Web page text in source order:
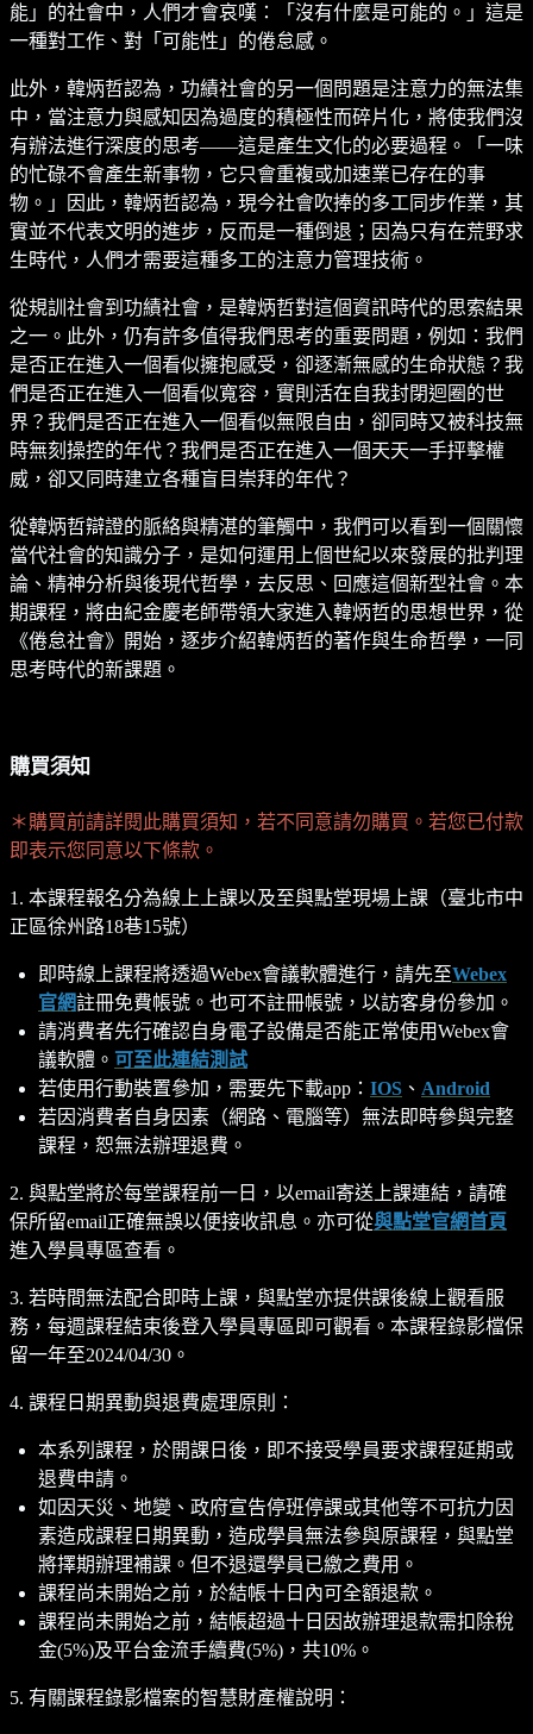
能」的社會中，人們才會哀嘆：「沒有什麼是可能的。」這是
一種對工作、對「可能性」的倦怠感。
此外，韓炳哲認為，功績社會的另一個問題是注意力的無法集
中，當注意力與感知因為過度的積極性而碎片化，將使我們沒
有辦法進行深度的思考——這是產生文化的必要過程。「一味
的忙碌不會產生新事物，它只會重複或加速業已存在的事
物。」因此，韓炳哲認為，現今社會吹捧的多工同步作業，其
實並不代表文明的進步，反而是一種倒退；因為只有在荒野求
生時代，人們才需要這種多工的注意力管理技術。
從規訓社會到功績社會，是韓炳哲對這個資訊時代的思索結果
之一。此外，仍有許多值得我們思考的重要問題，例如：我們
是否正在進入一個看似擁抱感受，卻逐漸無感的生命狀態？我
們是否正在進入一個看似寬容，實則活在自我封閉迴圈的世
界？我們是否正在進入一個看似無限自由，卻同時又被科技無
時無刻操控的年代？我們是否正在進入一個天天一手抨擊權
威，卻又同時建立各種盲目崇拜的年代？
從韓炳哲辯證的脈絡與精湛的筆觸中，我們可以看到一個關懷
當代社會的知識分子，是如何運用上個世紀以來發展的批判理
論、精神分析與後現代哲學，去反思、回應這個新型社會。本
期課程，將由紀金慶老師帶領大家進入韓炳哲的思想世界，從
《倦怠社會》開始，逐步介紹韓炳哲的著作與生命哲學，一同
思考時代的新課題。
購買須知
＊購買前請詳閱此購買須知，若不同意請勿購買。若您已付款
即表示您同意以下條款。
1. 本課程報名分為線上上課以及至與點堂現場上課（臺北市中
正區徐州路18巷15號）
即時線上課程將透過Webex會議軟體進行，請先至Webex
官網註冊免費帳號。也可不註冊帳號，以訪客身份參加。
請消費者先行確認自身電子設備是否能正常使用Webex會
議軟體。 可至此連結測試
若使用行動裝置參加，需要先下載app： IOS 、 Android
若因消費者自身因素（網路、電腦等）無法即時參與完整
課程，恕無法辦理退費。
2. 與點堂將於每堂課程前一日，以email寄送上課連結，請確
保所留email正確無誤以便接收訊息。亦可從與點堂官網首頁
進入學員專區查看。
3. 若時間無法配合即時上課，與點堂亦提供課後線上觀看服
務，每週課程結束後登入學員專區即可觀看。本課程錄影檔保
留一年至2024/04/30。
4. 課程日期異動與退費處理原則：
本系列課程，於開課日後，即不接受學員要求課程延期或
退費申請。
如因天災、地變、政府宣告停班停課或其他等不可抗力因
素造成課程日期異動，造成學員無法參與原課程，與點堂
將擇期辦理補課。但不退還學員已繳之費用。
課程尚未開始之前，於結帳十日內可全額退款。
課程尚未開始之前，結帳超過十日因故辦理退款需扣除稅
金(5%)及平台金流手續費(5%)，共10%。
5. 有關課程錄影檔案的智慧財產權說明：